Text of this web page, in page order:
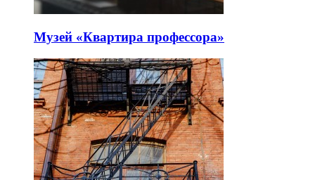
Музей «Квартира профессора»